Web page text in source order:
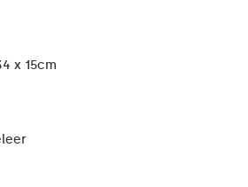
x 15cm